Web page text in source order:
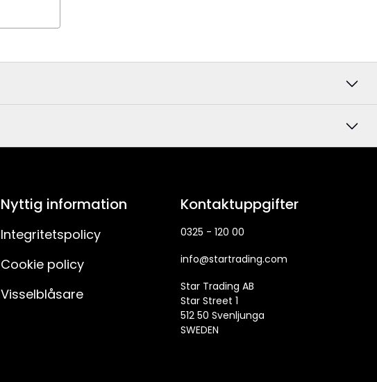
Nyttig information
Integritetspolicy
Cookie policy
Visselblåsare
Kontaktuppgifter
0325 - 120 00
info@startrading.com
Star Trading AB
Star Street 1
512 50 Svenljunga
SWEDEN